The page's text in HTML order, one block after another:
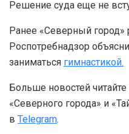
Решение суда еще не
Ранее «Северный город»
Роспотребнадзор
заниматься гимнастикой.
Больше новостей
«Северного города» и
в Telegram.